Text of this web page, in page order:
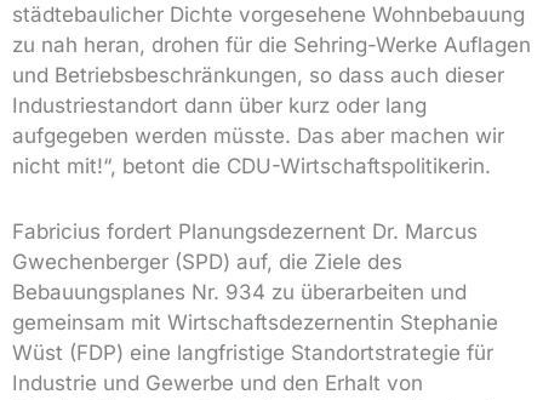
städtebaulicher Dichte vorgesehene Wohnbebauung
zu nah heran, drohen für die Sehring-Werke Auflagen
und Betriebsbeschränkungen, so dass auch dieser
Industriestandort dann über kurz oder lang
aufgegeben werden müsste. Das aber machen wir
nicht mit!“, betont die CDU-Wirtschaftspolitikerin.
Fabricius fordert Planungsdezernent Dr. Marcus
Gwechenberger (SPD) auf, die Ziele des
Bebauungsplanes Nr. 934 zu überarbeiten und
gemeinsam mit Wirtschaftsdezernentin Stephanie
Wüst (FDP) eine langfristige Standortstrategie für
Industrie und Gewerbe und den Erhalt von